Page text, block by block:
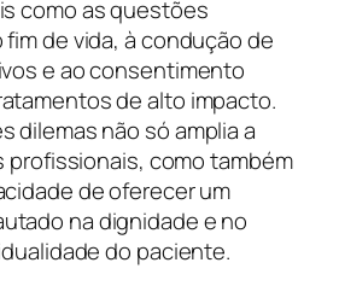
como as questões
de vida, à condução de
e ao consentimento
de alto impacto.
dilemas não só amplia a
profissionais, como também
de oferecer um
na dignidade e no
do paciente.